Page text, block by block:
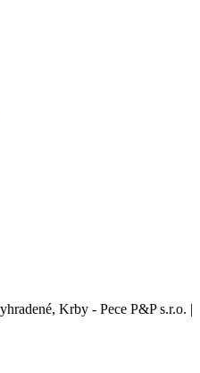
Krby - Pece P&P s.r.o. |